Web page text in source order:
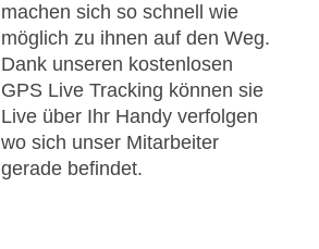
machen sich so schnell wie
möglich zu ihnen auf den Weg.
Dank unseren kostenlosen
GPS Live Tracking können sie
Live über Ihr Handy verfolgen
wo sich unser Mitarbeiter
gerade befindet.